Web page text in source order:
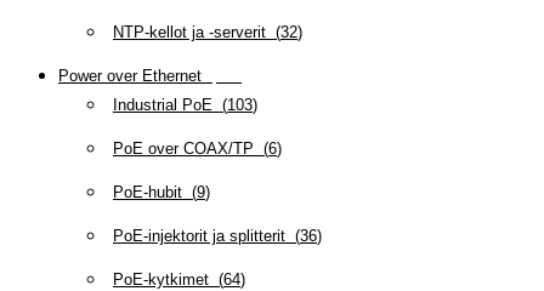
NTP-kellot ja -serverit (32)
Power over Ethernet
Industrial PoE (103)
PoE over COAX/TP (6)
PoE-hubit (9)
PoE-injektorit ja splitterit (36)
PoE-kytkimet (64)